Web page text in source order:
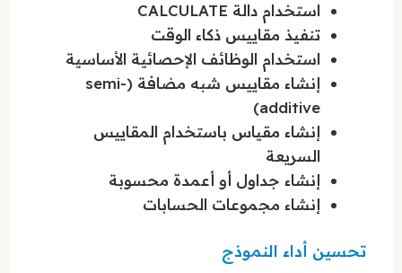
استخدام دالة CALCULATE
تنفيذ مقاييس ذكاء الوقت
استخدام الوظائف الإحصائية الأساسية
إنشاء مقاييس شبه مضافة (semi-
additive)
إنشاء مقياس باستخدام المقاييس
السريعة
إنشاء جداول أو أعمدة محسوبة
إنشاء مجموعات الحسابات
تحسين أداء النموذج